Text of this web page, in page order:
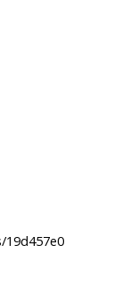
19d457e0